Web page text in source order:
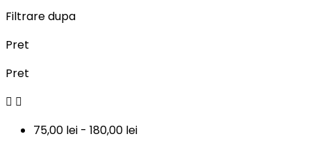
Filtrare dupa
Pret
Pret
 
75,00 lei - 180,00 lei